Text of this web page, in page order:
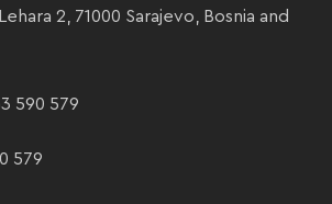
2, 71000 Sarajevo, Bosnia and
590 579
579